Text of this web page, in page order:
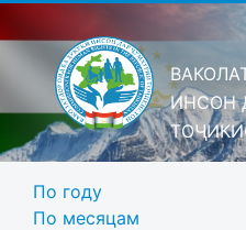
ИНСОН
По году
По месяцам